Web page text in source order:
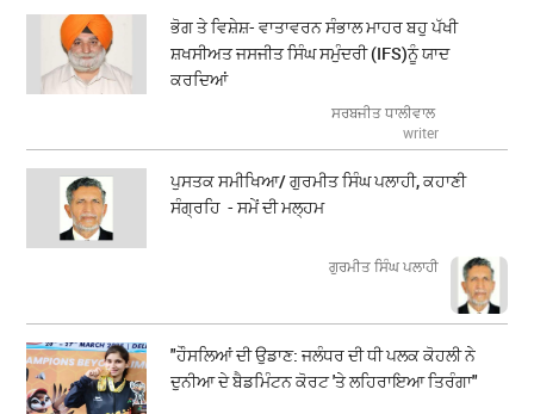
ਭੋਗ ਤੇ ਵਿਸ਼ੇਸ਼- ਵਾਤਾਵਰਨ ਸੰਭਾਲ ਮਾਹਰ ਬਹੁ ਪੱਖੀ
ਸ਼ਖਸੀਅਤ ਜਸਜੀਤ ਸਿੰਘ ਸਮੁੰਦਰੀ (IFS)ਨੂੰ ਯਾਦ
ਕਰਦਿਆਂ
ਸਰਬਜੀਤ ਧਾਲੀਵਾਲ
writer
ਪੁਸਤਕ ਸਮੀਖਿਆ/ ਗੁਰਮੀਤ ਸਿੰਘ ਪਲਾਹੀ, ਕਹਾਣੀ
ਸੰਗ੍ਰਹਿ - ਸਮੇਂ ਦੀ ਮਲ੍ਹਮ
ਗੁਰਮੀਤ ਸਿੰਘ ਪਲਾਹੀ
"ਹੌਸਲਿਆਂ ਦੀ ਉਡਾਣ: ਜਲੰਧਰ ਦੀ ਧੀ ਪਲਕ ਕੋਹਲੀ ਨੇ
ਦੁਨੀਆ ਦੇ ਬੈਡਮਿੰਟਨ ਕੋਰਟ 'ਤੇ ਲਹਿਰਾਇਆ ਤਿਰੰਗਾ"